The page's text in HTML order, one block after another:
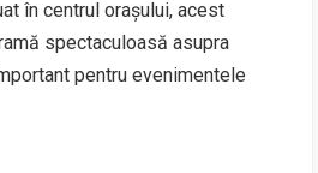
în centrul orașului, acest
spectaculoasă asupra
pentru evenimentele